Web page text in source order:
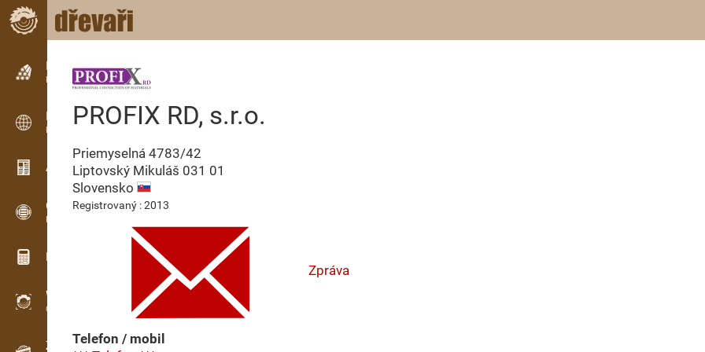
Inzerce
Řádková inzerce
Inzerce
Mezinárodní inzerce
Aktuality / Články
OPTI-TIMB
Pořezová schémata
Dřevařské kalkulačky
WoodProfi
Objem dřeva s AI
Záznamník
PROFIX RD, s.r.o.
Priemyselná 4783/42
Liptovský Mikuláš 031 01
Slovensko
Registrovaný : 2013
Zpráva
Telefon / mobil